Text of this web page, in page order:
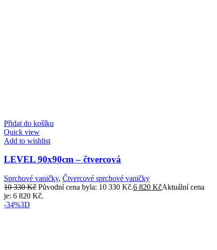
Přidat do košíku
Quick view
Add to wishlist
LEVEL 90x90cm – čtvercová
Sprchové vaničky, Čtvercové sprchové vaničky
10 330Kč Původní cena byla: 10 330 Kč.6 820 KčAktuální cena
je: 6 820 Kč.
-34%3D